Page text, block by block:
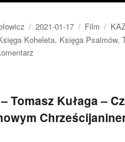
Data
publikacji
2021-01-17 Format
Film
Koheleta, Księga Psalmów,
Kułaga
Tomasz Kułaga –